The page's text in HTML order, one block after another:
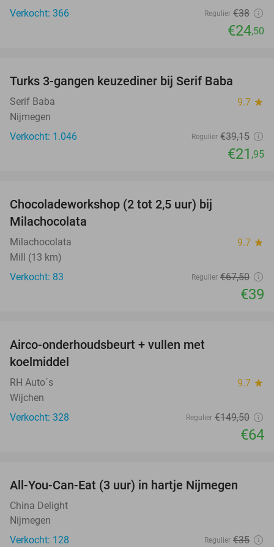
Verkocht: 366
Regulier €38
€24,50
Turks 3-gangen keuzediner bij Serif Baba
Serif Baba 9.7 star
Nijmegen
Verkocht: 1.046
Regulier €39,15
€21 ,95
Chocoladeworkshop (2 tot 2,5 uur) bij
Milachocolata
Milachocolata 9.7 star
Mill (13 km)
Verkocht: 83
Regulier €67,50
€39
Airco-onderhoudsbeurt + vullen met
koelmiddel
RH Auto´s 9.7 star
Wijchen
Verkocht: 328
Regulier €149,50
€64
26%
All-You-Can-Eat (3 uur) in hartje Nijmegen
China Delight
Nijmegen
Verkocht: 128
Regulier €35